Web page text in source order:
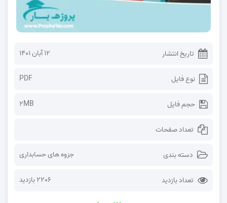
تاریخ انتشار ۱۲ آبان ۱۴۰۱
نوع فایل PDF
حجم فایل 2MB
تعداد صفحات
دسته بندی جزوه های حسابداری
تعداد بازدید 2206 بازدید